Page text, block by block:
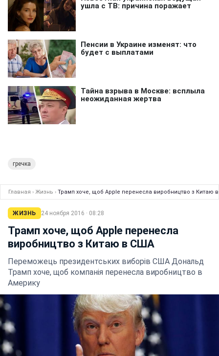
гречка
Главная › Жизнь › Трамп хоче, щоб Apple перенесла виробництво з Китаю
ЖИЗНЬ 24 ноября 2016 · 08:28
Трамп хоче, щоб Apple перенесла
виробництво з Китаю в США
Переможець президентських виборів США Дональд
Трамп хоче, щоб компанія перенесла виробництво в
Америку